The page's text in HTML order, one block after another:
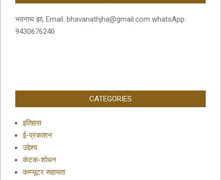
भवनाथ झा, Email: bhavanathjha@gmail.com whatsApp:
9430676240
CATEGORIES
इतिहास
ई-प्रकाशन
उद्देश्य
कंटक-शोधन
कम्प्यूटर सहायता